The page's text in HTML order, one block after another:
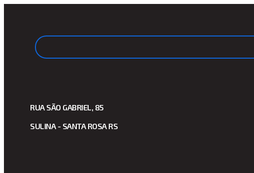
RUA SÃO GABRIEL, 85
SULINA - SANTA ROSA RS